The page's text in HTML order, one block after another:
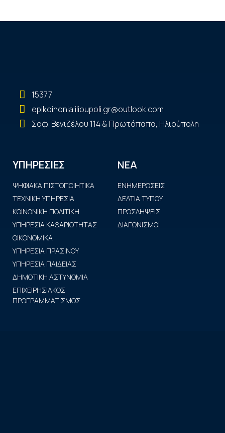
15377
epikoinonia.ilioupoli.gr@outlook.com
Σοφ. Βενιζέλου 114 & Πρωτόπαπα, Ηλιούπολη
ΥΠΗΡΕΣΙΕΣ
ΨΗΦΙΑΚΑ ΠΙΣΤΟΠΟΙΗΤΙΚΑ
ΤΕΧΝΙΚΗ ΥΠΗΡΕΣΙΑ
ΚΟΙΝΩΝΙΚΗ ΠΟΛΙΤΙΚΗ
ΥΠΗΡΕΣΙΑ ΚΑΘΑΡΙΟΤΗΤΑΣ
ΟΙΚΟΝΟΜΙΚΑ
ΥΠΗΡΕΣΙΑ ΠΡΑΣΙΝΟΥ
ΥΠΗΡΕΣΙΑ ΠΑΙΔΕΙΑΣ
ΔΗΜΟΤΙΚΗ ΑΣΤΥΝΟΜΙΑ
ΕΠΙΧΕΙΡΗΣΙΑΚΟΣ
ΠΡΟΓΡΑΜΜΑΤΙΣΜΟΣ
ΝΕΑ
ΕΝΗΜΕΡΩΣΕΙΣ
ΔΕΛΤΙΑ ΤΥΠΟΥ
ΠΡΟΣΛΗΨΕΙΣ
ΔΙΑΓΩΝΙΣΜΟΙ